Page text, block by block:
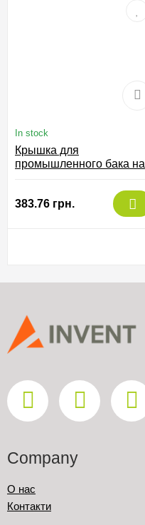
In stock
Крышка для
промышленного бака на
383.76 грн.
Company
О нас
Контакти